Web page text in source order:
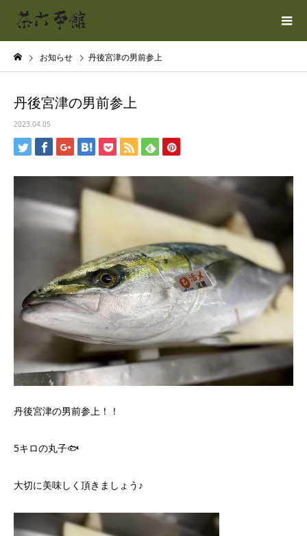
お知らせ 丹後宮津の男前参上
丹後宮津の男前参上
2023.04.05
丹後宮津の男前参上！！
5キロの丸子🐟
大切に美味しく頂きましょう♪